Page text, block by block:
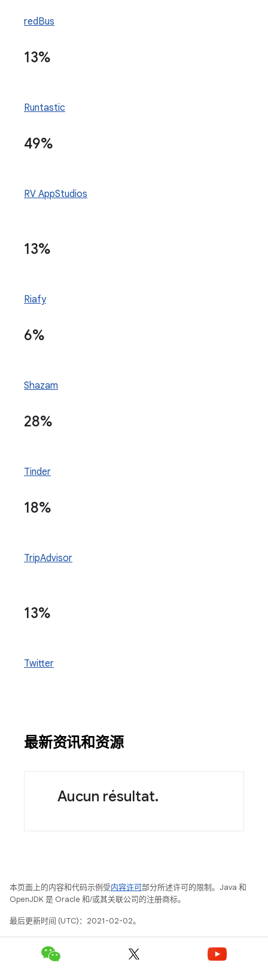
redBus
13%
Runtastic
49%
RV AppStudios
13%
Riafy
6%
Shazam
28%
Tinder
18%
TripAdvisor
13%
Twitter
最新资讯和资源
Aucun résultat.
本页面上的内容和代码示例受内容许可部分所述许可的限制。Java 和
OpenJDK 是 Oracle 和/或其关联公司的注册商标。
最后更新时间 (UTC)：2021-02-02。